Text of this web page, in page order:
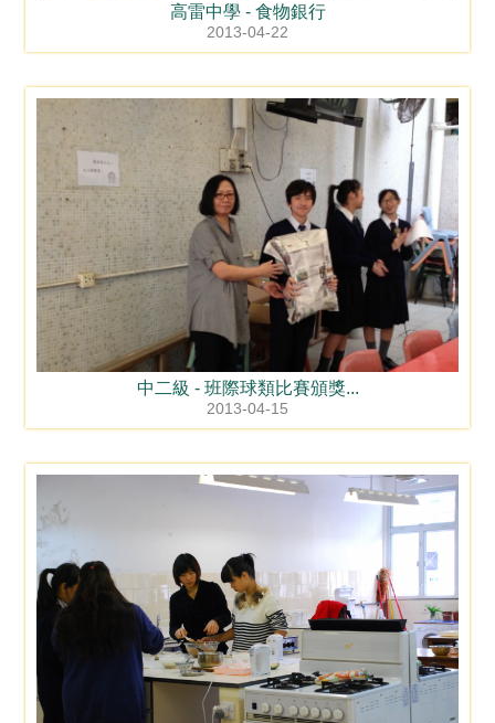
高雷中學 - 食物銀行
2013-04-22
中二級 - 班際球類比賽頒獎...
2013-04-15